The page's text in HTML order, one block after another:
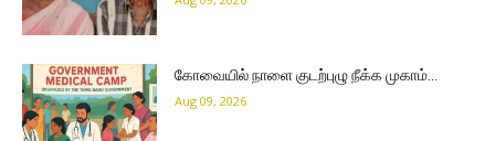
கோவையில் நாளை குடற்புழு நீக்க முகாம்…
Aug 09, 2026